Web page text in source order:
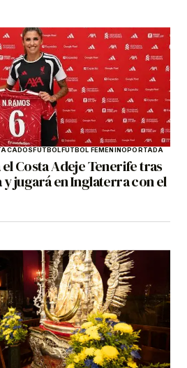
FÚTBOLFÚTBOL FEMENINOPORTADA
Costa Adeje Tenerife tras
y jugará en Inglaterra con el